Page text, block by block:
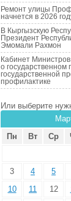
Ремонт улицы
начнется в 2026
В Кыргызскую
Президент
Эмомали Рахмон
Кабинет
о
государственной
профилактике
Или выберите
Пн
Вт Ср
3
4 5
10
11 12